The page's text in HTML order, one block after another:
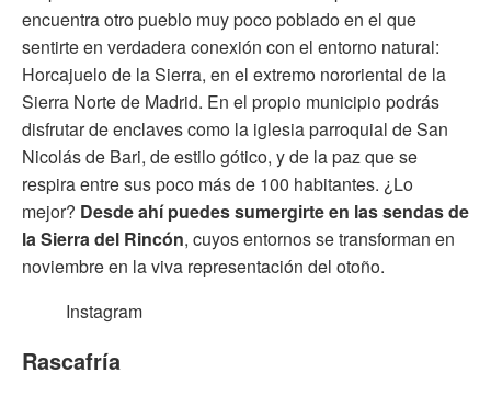
encuentra otro pueblo muy poco poblado en el que
sentirte en verdadera conexión con el entorno natural:
Horcajuelo de la Sierra, en el extremo nororiental de la
Sierra Norte de Madrid. En el propio municipio podrás
disfrutar de enclaves como la iglesia parroquial de San
Nicolás de Bari, de estilo gótico, y de la paz que se
respira entre sus poco más de 100 habitantes. ¿Lo
mejor? Desde ahí puedes sumergirte en las sendas de
la Sierra del Rincón, cuyos entornos se transforman en
noviembre en la viva representación del otoño.
Instagram
Rascafría